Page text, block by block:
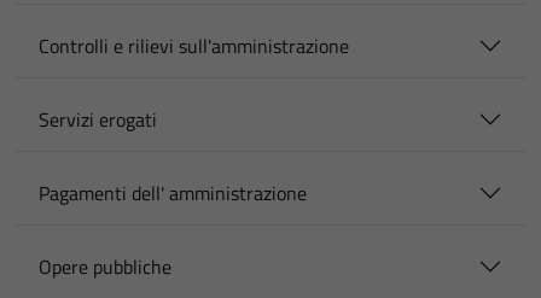
Controlli e rilievi sull'amministrazione
Servizi erogati
Pagamenti dell' amministrazione
Opere pubbliche